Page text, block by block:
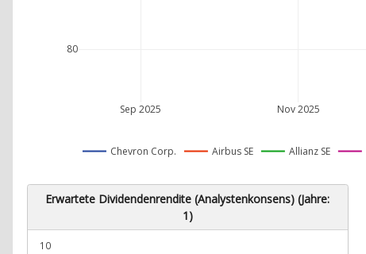
Sep 2025 Nov 2025
80
Chevron Corp. Airbus SE Allianz SE
Erwartete Dividendenrendite (Analystenkonsens) (Jahre:
1)
10